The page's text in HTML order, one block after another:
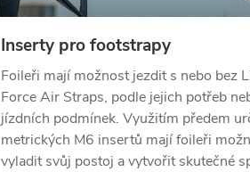
Inserty pro footstrapy
Foileři mají možnost jezdit s nebo bez
Force Air Straps, podle jejich potřeb
jízdních podmínek. Využitím předem
metrických M6 insertů mají foileři
vyladit svůj postoj a vytvořit skutečné